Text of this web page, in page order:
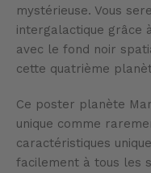
mystérieuse. Vous
intergalactique grâce
avec le fond noir
cette quatrième
Ce poster planète
unique comme
caractéristiques
facilement à tous les